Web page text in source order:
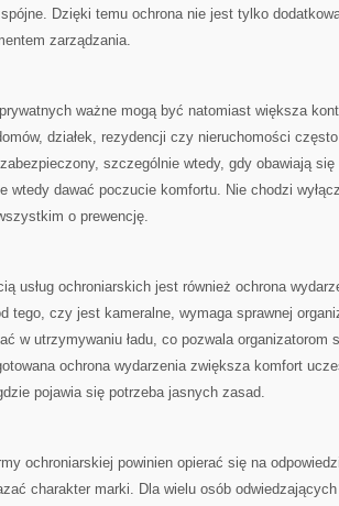
Dzięki temu ochrona nie jest tylko
zarządzania.
ważne mogą być natomiast większa
działek, rezydencji czy nieruchomości
szczególnie wtedy, gdy obawiają się
wtedy dawać poczucie komfortu. Nie chodzi
o prewencję.
usług ochroniarskich jest również ochrona
tego, czy jest kameralne, wymaga sprawnej
w utrzymywaniu ładu, co pozwala organizatorom
ochrona wydarzenia zwiększa komfort
pojawia się potrzeba jasnych zasad.
ochroniarskiej powinien opierać się na
charakter marki. Dla wielu osób